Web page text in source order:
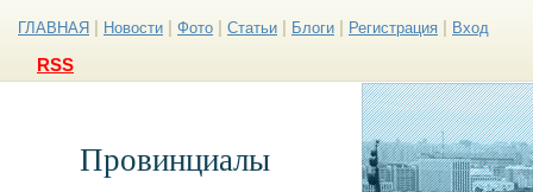
ГЛАВНАЯ Новости Фото Статьи Блоги Регистрация Вход
RSS
Провинциалы